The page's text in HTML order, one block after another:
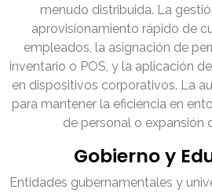
menudo distribuida. La
aprovisionamiento rápido de
empleados, la asignación de
inventario o POS, y la aplicación
en dispositivos corporativos. La
para mantener la eficiencia en
de personal o expansión
Gobierno y
Entidades gubernamentales y